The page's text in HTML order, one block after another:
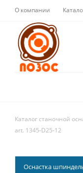
О компании
Каталог станочной
art. 1345-D25-12
Оснастка